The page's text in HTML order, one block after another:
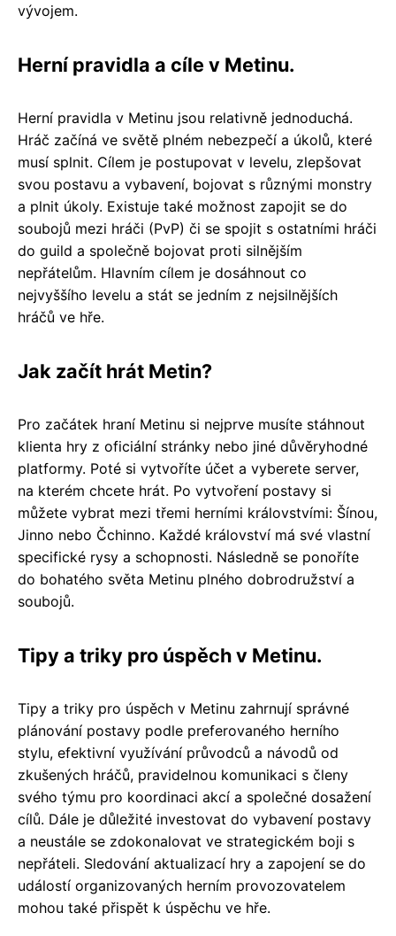
vývojem.
Herní pravidla a cíle v Metinu.
Herní pravidla v Metinu jsou relativně jednoduchá.
Hráč začíná ve světě plném nebezpečí a úkolů, které
musí splnit. Cílem je postupovat v levelu, zlepšovat
svou postavu a vybavení, bojovat s různými monstry
a plnit úkoly. Existuje také možnost zapojit se do
soubojů mezi hráči (PvP) či se spojit s ostatními hráči
do guild a společně bojovat proti silnějším
nepřátelům. Hlavním cílem je dosáhnout co
nejvyššího levelu a stát se jedním z nejsilnějších
hráčů ve hře.
Jak začít hrát Metin?
Pro začátek hraní Metinu si nejprve musíte stáhnout
klienta hry z oficiální stránky nebo jiné důvěryhodné
platformy. Poté si vytvoříte účet a vyberete server,
na kterém chcete hrát. Po vytvoření postavy si
můžete vybrat mezi třemi herními královstvími: Šínou,
Jinno nebo Čchinno. Každé království má své vlastní
specifické rysy a schopnosti. Následně se ponoříte
do bohatého světa Metinu plného dobrodružství a
soubojů.
Tipy a triky pro úspěch v Metinu.
Tipy a triky pro úspěch v Metinu zahrnují správné
plánování postavy podle preferovaného herního
stylu, efektivní využívání průvodců a návodů od
zkušených hráčů, pravidelnou komunikaci s členy
svého týmu pro koordinaci akcí a společné dosažení
cílů. Dále je důležité investovat do vybavení postavy
a neustále se zdokonalovat ve strategickém boji s
nepřáteli. Sledování aktualizací hry a zapojení se do
událostí organizovaných herním provozovatelem
mohou také přispět k úspěchu ve hře.